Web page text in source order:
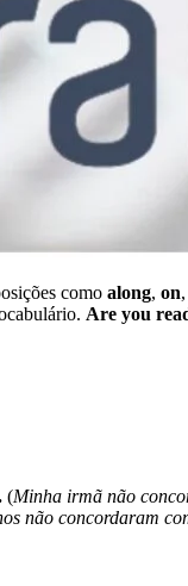
como along, on,
Are you
(Minha irmã não
não concordaram